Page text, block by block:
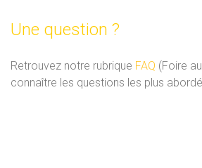
Une question ?
Retrouvez notre rubrique FAQ (Foire
connaître les questions les plus